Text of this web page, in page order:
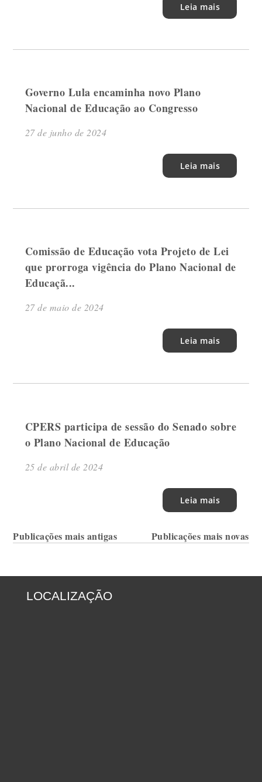
Leia mais
Governo Lula encaminha novo Plano
Nacional de Educação ao Congresso
27 de junho de 2024
Leia mais
Comissão de Educação vota Projeto de Lei
que prorroga vigência do Plano Nacional de
Educaçã...
27 de maio de 2024
Leia mais
CPERS participa de sessão do Senado sobre
o Plano Nacional de Educação
25 de abril de 2024
Leia mais
Navegação
posts
Publicações mais antigas Publicações mais novas
LOCALIZAÇÃO